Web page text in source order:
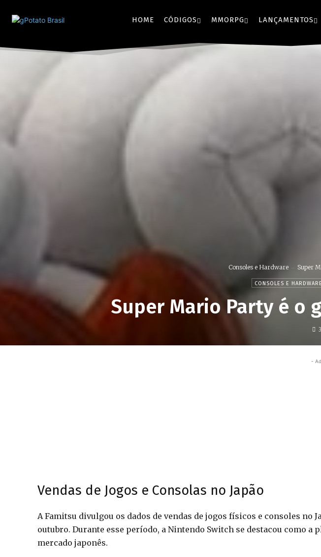
HOME CÓDIGOS MMORPG LANÇAMENTOS
Consoles e Hardware Super
CONSOLES E HARDWARE
Super Mario Party é o
-
Vendas de Jogos e Consolas no Japão
A Famitsu divulgou os dados de vendas de jogos físicos e consoles no
outubro. Durante esse período, a Nintendo Switch se destacou como a
mercado japonês.